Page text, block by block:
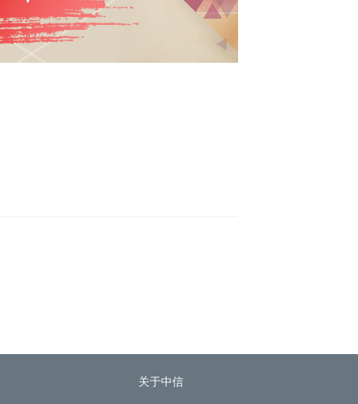
关于中信